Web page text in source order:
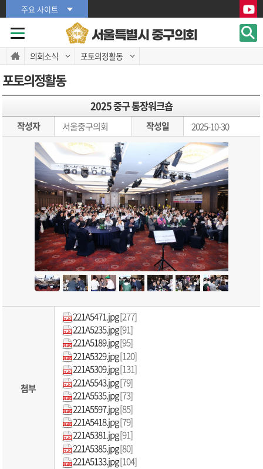
본문바로가기
본문바로가기
주요 사이트
서울특별시 중구의회
의회소식 포토의정활동
포토의정활동
2025 중구 통장워크숍
작성자 서울중구의회 작성일 2025-10-30
첨부
221A5471.jpg[277]
221A5235.jpg[91]
221A5189.jpg[95]
221A5329.jpg[120]
221A5309.jpg[131]
221A5543.jpg[79]
221A5535.jpg[73]
221A5597.jpg[85]
221A5418.jpg[79]
221A5381.jpg[91]
221A5385.jpg[80]
221A5133.jpg[104]